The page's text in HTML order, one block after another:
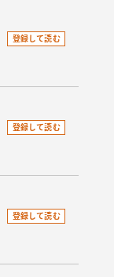
登録して読む
登録して読む
登録して読む